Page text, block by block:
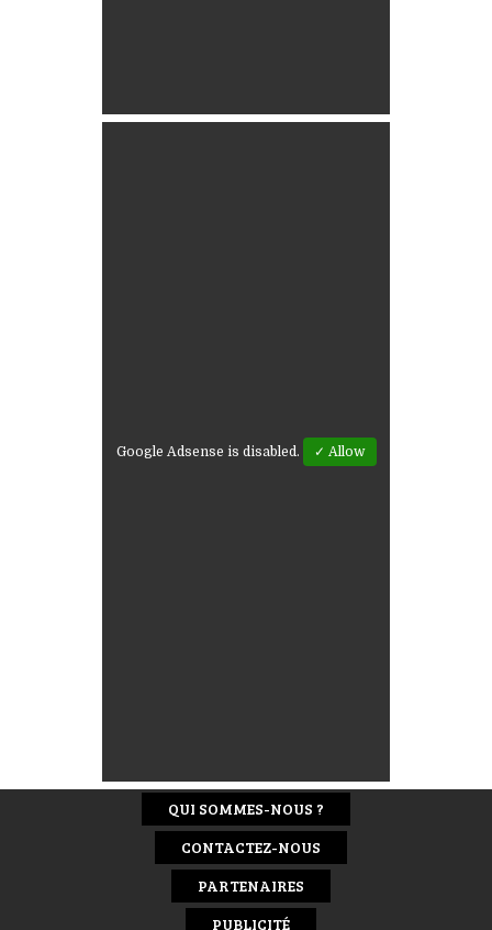
Google Adsense is disabled. ✓ Allow
QUI SOMMES-NOUS ?
CONTACTEZ-NOUS
PARTENAIRES
PUBLICITÉ